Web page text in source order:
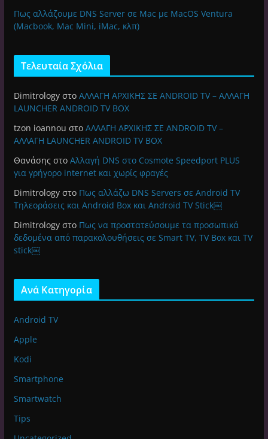
Πως αλλάζουμε DNS Server σε Mac με MacOS Ventura
(Macbook, Mac Mini, iMac, κλπ)
Τελευταία Σχόλια
Dimitrologyστο ΑΛΛΑΓΗ ΑΡΧΙΚΗΣ ΣΕ ANDROID TV – ΑΛΛΑΓΗ
LAUNCHER ANDROID TV BOX
tzon ioannou στο ΑΛΛΑΓΗ ΑΡΧΙΚΗΣ ΣΕ ANDROID TV –
ΑΛΛΑΓΗ LAUNCHER ANDROID TV BOX
Θανάσηςστο Αλλαγή DNS στο Cosmote Speedport PLUS
για γρήγορο internet και χωρίς φραγές
Dimitrologyστο Πως αλλάζω DNS Servers σε Android TV
Τηλεοράσεις και Android Box και Android TV Stick￼
Dimitrologyστο Πως να προστατεύσουμε τα προσωπικά
δεδομένα από παρακολουθήσεις σε Smart TV, TV Box και TV
stick￼
Ανά Κατηγορία
Android TV
Apple
Kodi
Smartphone
Smartwatch
Tips